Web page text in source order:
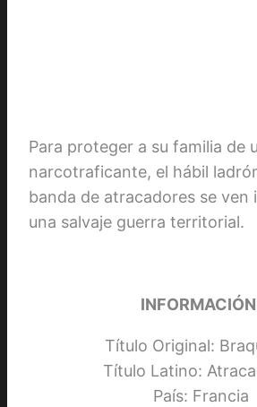
Para proteger a su familia de
narcotraficante, el hábil
banda de atracadores se ven
una salvaje guerra territorial.
Título Original:
Título Latino:
País: Francia